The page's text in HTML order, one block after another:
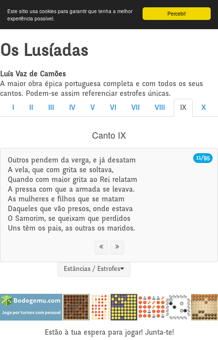
Percebi!
Este sítio usa cookies para garantir que tenha a melhor
experiência possível.
Os Lusíadas
Luís Vaz de Camões
A maior obra épica portuguesa completa e com todos os seus
cantos. Podem-se assim referenciar estrofes únicas.
IV V VI VII VIII IX X
Canto IX
11/95
Outros pendem da verga, e já desatam
A vela, que com grita se soltava,
Quando com maior grita ao Rei relatam
A pressa com que a armada se levava.
As mulheres e filhos que se matam
Daqueles que vão presos, onde estava
O Samorim, se queixam que perdidos
Uns têm os pais, as outras os maridos.
Estâncias / Estrofes
Estão à tua espera para jogar! Junta-te!